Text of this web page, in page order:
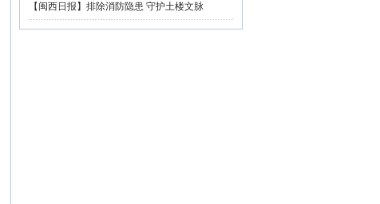
【闽西日报】排除消防隐患 守护土楼文脉